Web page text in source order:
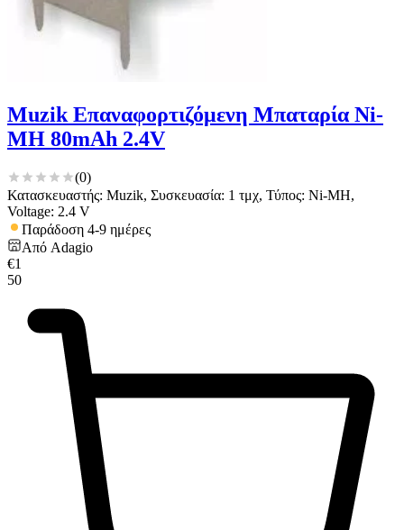
Muzik Επαναφορτιζόμενη Μπαταρία Ni-
MH 80mAh 2.4V
(0)
Κατασκευαστής: Muzik, Συσκευασία: 1 τμχ, Τύπος: Ni-MH,
Voltage: 2.4 V
Παράδοση 4-9 ημέρες
Από Adagio
€1
50